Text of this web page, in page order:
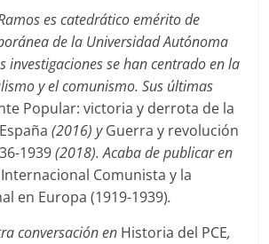
es catedrático emérito de
de la Universidad Autónoma
investigaciones se han centrado en la
y el comunismo. Sus últimas
Popular: victoria y derrota de la
(2016) yGuerra y revolución
1939(2018). Acaba de publicar en
Internacional Comunista y la
en Europa (1919-1939).
conversación en Historia del PCE,